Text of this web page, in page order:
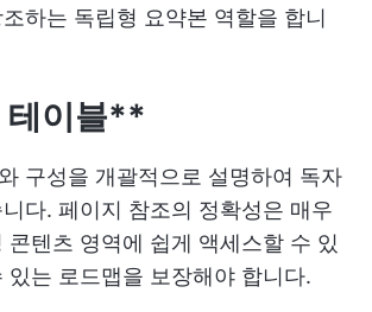
하는 독립형 요약본 역할을 합니
테이블**
구성을 개괄적으로 설명하여 독자
다. 페이지 참조의 정확성은 매우
콘텐츠 영역에 쉽게 액세스할 수 있
있는 로드맵을 보장해야 합니다.